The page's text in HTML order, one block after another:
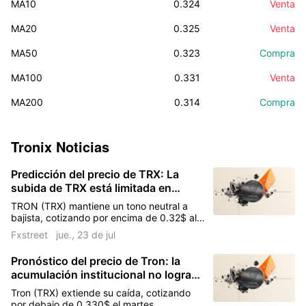
MA10 0.324 Venta
MA20 0.325 Venta
MA50 0.323 Compra
MA100 0.331 Venta
MA200 0.314 Compra
Tronix Noticias
Predicción del precio de TRX: La
subida de TRX está limitada en
medio de los 3.000 millones de
dólares en transacciones USDT sin
gas de Tron DAO
TRON (TRX) mantiene un tono neutral a
bajista, cotizando por encima de 0.32$ al
momento de escribir el jueves. El token de
contratos inteligentes fracasó en su intento
0.33$ el día anterior, reflejando una caída
más amplia en el mercado cripto
Fxstreet jue., 23 de jul
Pronóstico del precio de Tron: la
acumulación institucional no logra
impulsar a TRX
Tron (TRX) extiende su caída, cotizando